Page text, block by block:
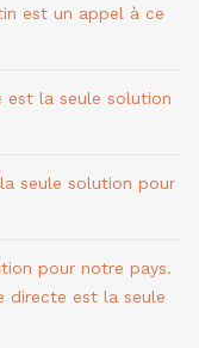
est un appel à ce
est la seule solution
seule solution pour
pour notre pays.
directe est la seule